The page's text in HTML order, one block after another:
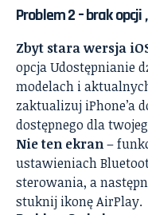
Problem 2 – brak
Zbyt stara wersja
opcja Udostępnianie
modelach i
zaktualizuj iPhone’a
dostępnego dla
Nie ten ekran–
ustawieniach
sterowania, a
stuknij ikonę AirPlay.